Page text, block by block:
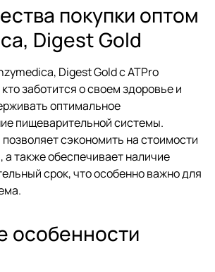
покупки оптом
Digest Gold
Digest Gold с ATPro
заботится о своем здоровье и
оптимальное
пищеварительной системы.
сэкономить на стоимости
а также обеспечивает наличие
срок, что особенно важно для
особенности